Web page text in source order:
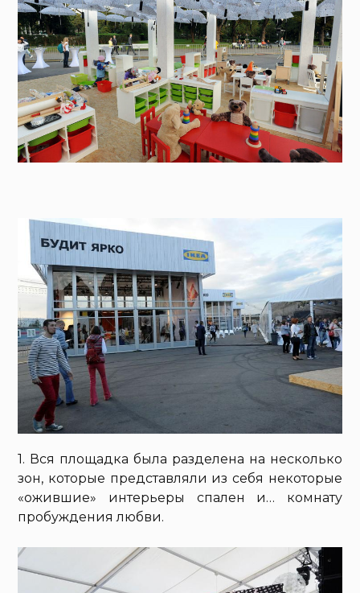
1. Вся площадка была разделена на несколько
зон, которые представляли из себя некоторые
«ожившие» интерьеры спален и… комнату
пробуждения любви.